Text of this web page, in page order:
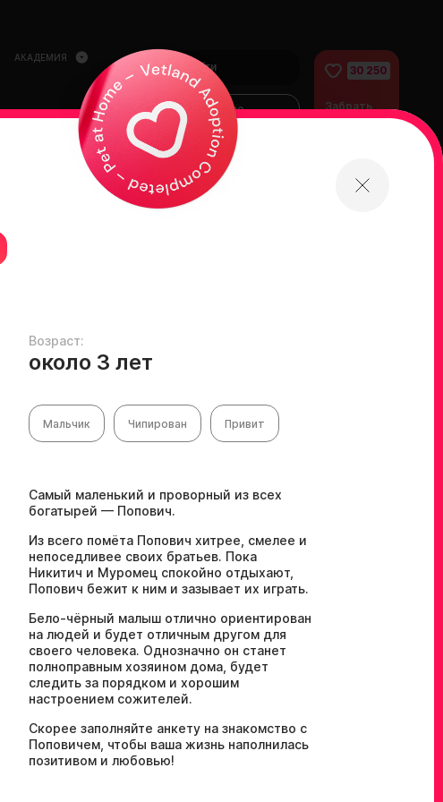
АКАДЕМИЯ
Войти
Финансово
помочь
питомцам
30 250
Забрать
питомца
Возраст:
около 3 лет
Мальчик Чипирован Привит
Самый маленький и проворный из всех
богатырей — Попович.
Из всего помёта Попович хитрее, смелее и
непоседливее своих братьев. Пока
Никитич и Муромец спокойно отдыхают,
Попович бежит к ним и зазывает их играть.
Бело-чёрный малыш отлично ориентирован
на людей и будет отличным другом для
своего человека. Однозначно он станет
полноправным хозяином дома, будет
следить за порядком и хорошим
настроением сожителей.
Скорее заполняйте анкету на знакомство с
Поповичем, чтобы ваша жизнь наполнилась
позитивом и любовью!